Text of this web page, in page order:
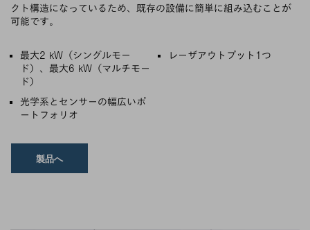
クト構造になっているため、既存の設備に簡単に組み込むことが
可能です。
主な特徴
最大2 kW（シングルモー
ド）、最大6 kW（マルチモー
ド）
レーザアウトプット1つ
光学系とセンサーの幅広いポ
ートフォリオ
製品へ